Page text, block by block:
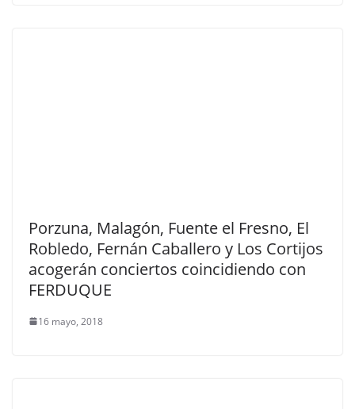
Porzuna, Malagón, Fuente el Fresno, El
Robledo, Fernán Caballero y Los Cortijos
acogerán conciertos coincidiendo con
FERDUQUE
16 mayo, 2018